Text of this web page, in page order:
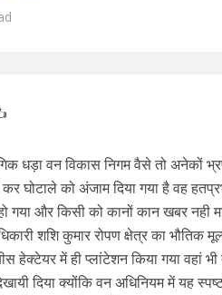
धड़ा वन विकास निगम वैसे तो अनेकों
कर घोटाले को अंजाम दिया गया है वह
और किसी को कानों कान खबर नही
शशि कुमार रोपण क्षेत्र का भौतिक
हेक्टेयर में ही प्लांटेशन किया गया वहां
दिया क्योंकि वन अधिनियम में यह